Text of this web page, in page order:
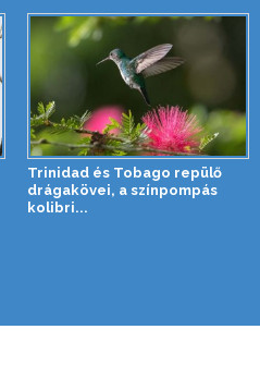
Trinidad és Tobago repülő
drágakövei, a színpompás
kolibri...